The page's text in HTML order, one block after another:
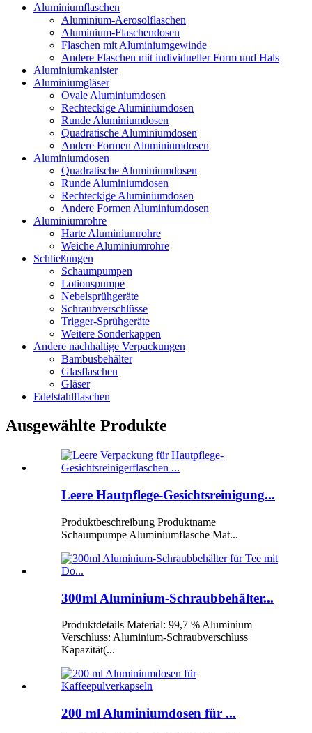
Aluminiumflaschen
Aluminium-Aerosolflaschen
Aluminium-Flaschendosen
Flaschen mit Aluminiumgewinde
Andere Flaschen mit individueller Form und Hals
Aluminiumkanister
Aluminiumgläser
Ovale Aluminiumdosen
Rechteckige Aluminiumdosen
Runde Aluminiumdosen
Quadratische Aluminiumdosen
Andere Formen Aluminiumdosen
Aluminiumdosen
Quadratische Aluminiumdosen
Runde Aluminiumdosen
Rechteckige Aluminiumdosen
Andere Formen Aluminiumdosen
Aluminiumrohre
Harte Aluminiumrohre
Weiche Aluminiumrohre
Schließungen
Schaumpumpen
Lotionspumpe
Nebelsprühgeräte
Schraubverschlüsse
Trigger-Sprühgeräte
Weitere Sonderkappen
Andere nachhaltige Verpackungen
Bambusbehälter
Glasflaschen
Gläser
Edelstahlflaschen
Ausgewählte Produkte
Leere Hautpflege-Gesichtsreinigung...
Produktbeschreibung Produktname
Schaumpumpe Aluminiumflasche Mat...
300ml Aluminium-Schraubbehälter...
Produktdetails Material: 99,7 % Aluminium
Verschluss: Aluminium-Schraubverschluss
Kapazität(...
200 ml Aluminiumdosen für ...